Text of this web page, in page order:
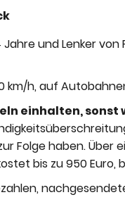
Jahre und Lenker
km/h, auf
einhalten, sonst
Folge haben. Über
bis zu 950 Euro,